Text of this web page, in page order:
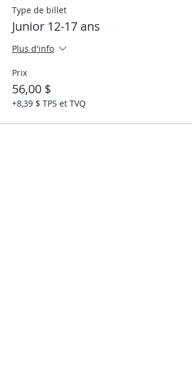
Type de billet
Junior 12-17 ans
Plus d'info
Prix
56,00 $
+8,39 $ TPS et TVQ